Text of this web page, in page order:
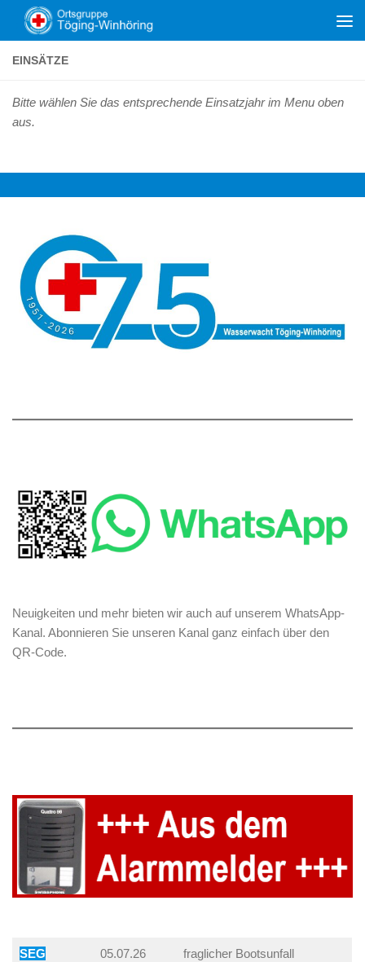
Zum Inhalt springen
EINSÄTZE
Bitte wählen Sie das entsprechende Einsatzjahr im Menu oben
aus.
Neuigkeiten und mehr bieten wir auch auf unserem WhatsApp-
Kanal. Abonnieren Sie unseren Kanal ganz einfach über den
QR-Code.
SEG
05.07.26 fraglicher Bootsunfall